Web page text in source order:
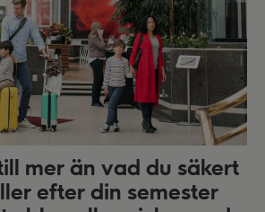
mer än vad du säkert
efter din semester